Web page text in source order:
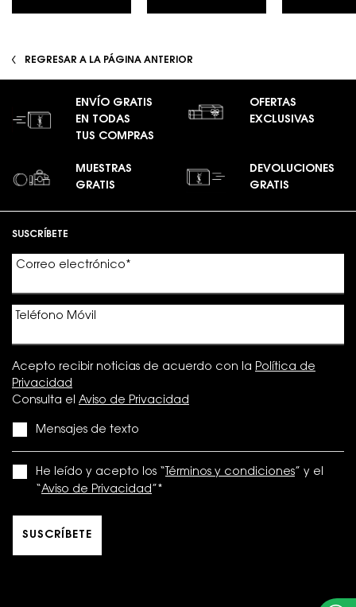
REGRESAR A LA PÁGINA ANTERIOR
ENVÍO GRATIS
EN TODAS
TUS COMPRAS
OFERTAS
EXCLUSIVAS
MUESTRAS
GRATIS
DEVOLUCIONES
GRATIS
SUSCRÍBETE
Correo electrónico *
Teléfono Móvil
Acepto recibir noticias de acuerdo con la Política de
Privacidad
Consulta el Aviso de Privacidad
Mensajes de texto
He leído y acepto los “ Términos y condiciones ” y el
Aviso de Privacidad *
SUSCRÍBETE